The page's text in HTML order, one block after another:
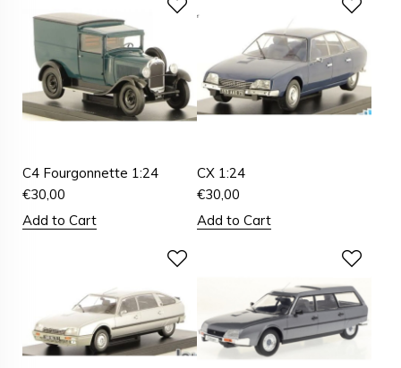
C4 Fourgonnette 1:24
€30,00
Add to Cart
CX 1:24
€30,00
Add to Cart